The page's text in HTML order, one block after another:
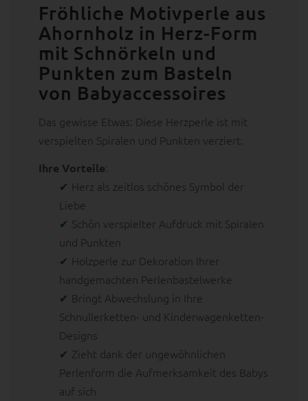
Fröhliche Motivperle aus
Ahornholz in Herz-Form
mit Schnörkeln und
Punkten zum Basteln
von Babyaccessoires
Das gewisse Etwas: Diese Herzperle ist mit
verspielten Spiralen und Punkten verziert.
Ihre Vorteile
Herz als zeitlos schönes Symbol der
Liebe
Schön verspielter Aufdruck mit Spiralen
und Punkten
Holzperle zur Dekoration Ihrer
handgemachten Perlenbastelwerke
Bringt Abwechslung in Ihre
Schnullerketten- und Kinderwagenketten-
Designs
Zieht dank der ungewöhnlichen
Perlenform die Aufmerksamkeit des Babys
auf sich